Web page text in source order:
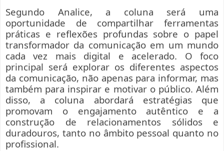
Segundo Analice, a coluna será uma
oportunidade de compartilhar ferramentas
práticas e reflexões profundas sobre o papel
transformador da comunicação em um mundo
cada vez mais digital e acelerado. O foco
principal será explorar os diferentes aspectos
da comunicação, não apenas para informar, mas
também para inspirar e motivar o público. Além
disso, a coluna abordará estratégias que
promovam o engajamento autêntico e a
construção de relacionamentos sólidos e
duradouros, tanto no âmbito pessoal quanto no
profissional.